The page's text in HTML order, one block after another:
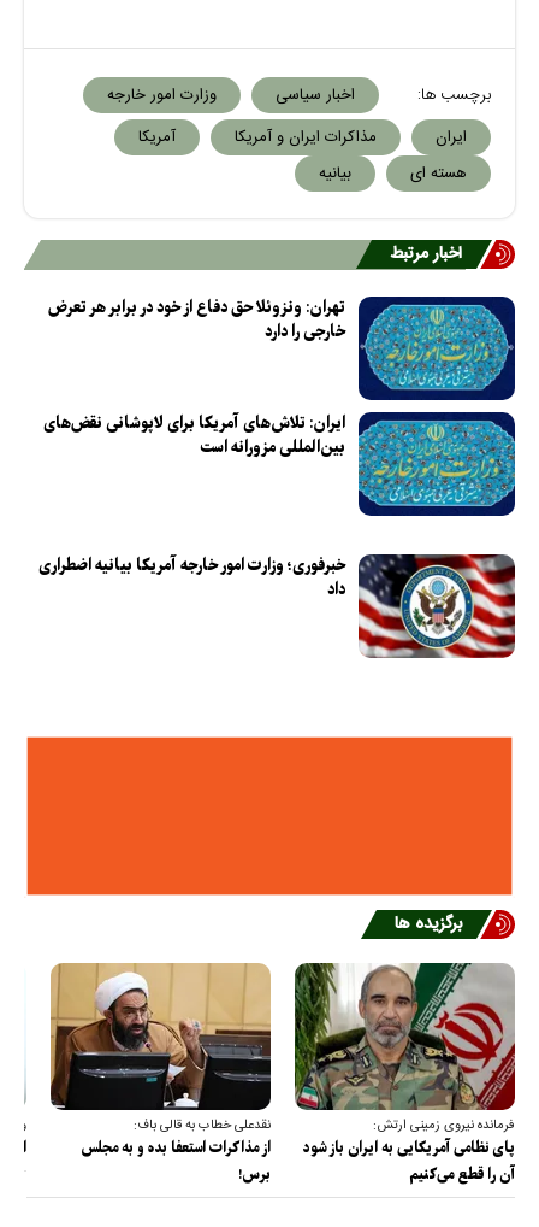
برچسب ها: اخبار سیاسی
وزارت امور خارجه
ایران
مذاکرات ایران و آمریکا
آمریکا
هسته ای
بیانیه
اخبار مرتبط
تهران: ونزوئلا حق دفاع از خود در برابر هر تعرض
خارجی را دارد
ایران: تلاش‌های آمریکا برای لاپوشانی نقض‌های
بین‌المللی مزورانه است
خبرفوری؛ وزارت امور خارجه آمریکا بیانیه اضطراری
داد
برگزیده ها
فرمانده نیروی زمینی ارتش:
پای نظامی آمریکایی به ایران باز شود
آن را قطع می‌کنیم
نقدعلی خطاب به قالی باف:
از مذاکرات استعفا بده و به مجلس
برس!